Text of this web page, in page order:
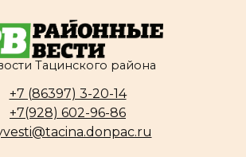
Тацинского района
+7 (86397) 3-20-14
+7(928) 602-96-86